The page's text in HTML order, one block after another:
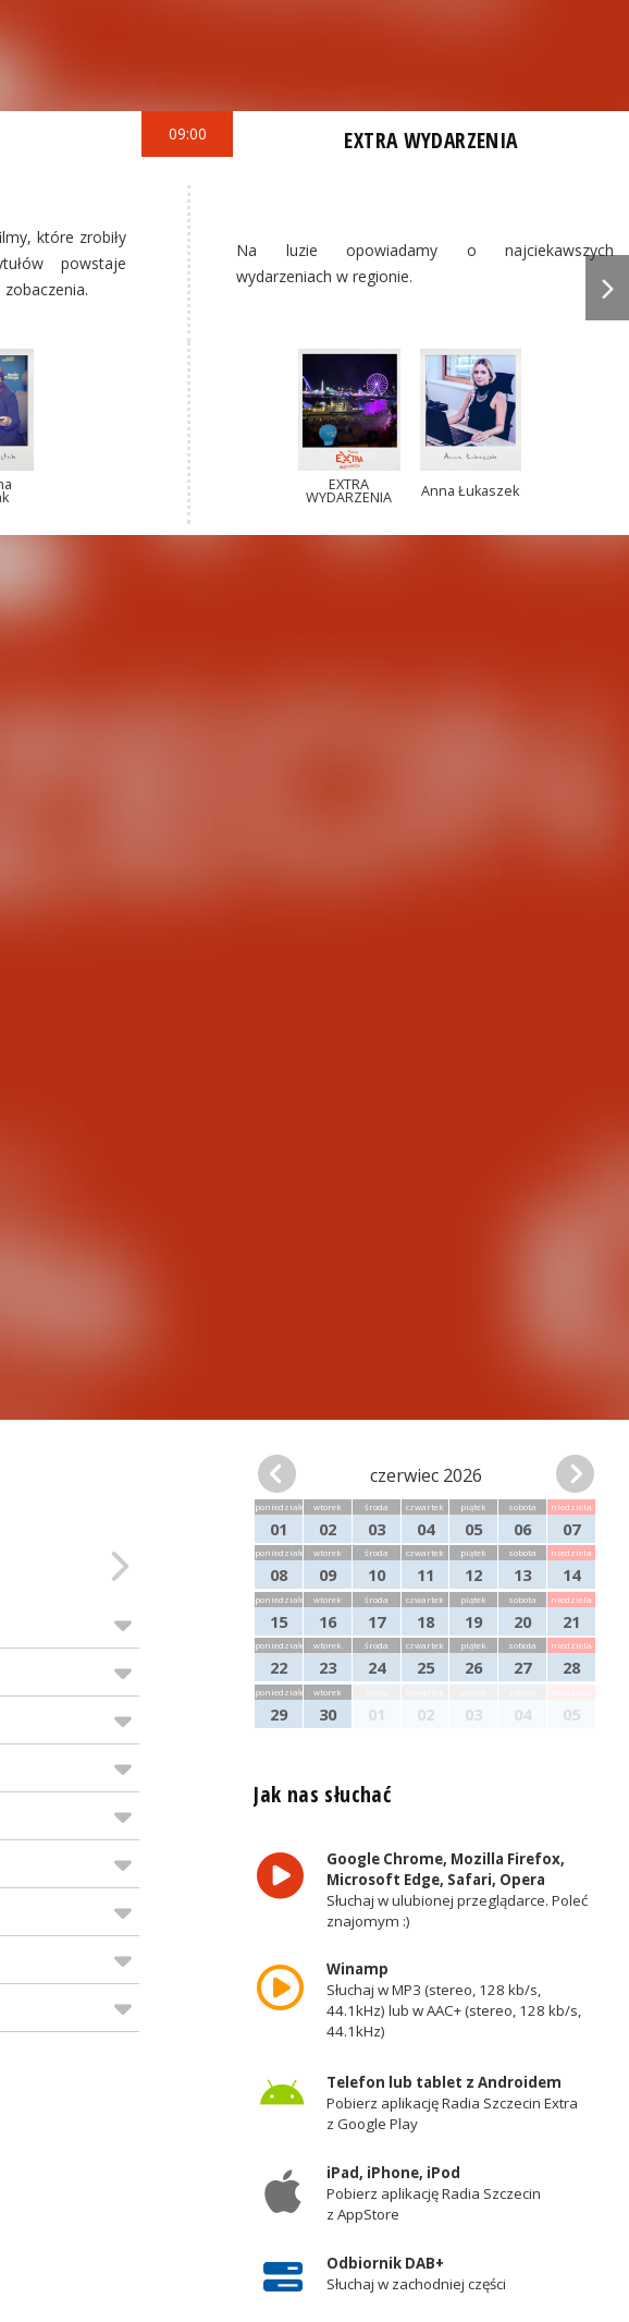
które zrobiły
powstaje
09:00 EXTRA WYDARZENIA
Na luzie opowiadamy o najciekawszych
wydarzeniach w regionie.
EXTRA
WYDARZENIA Anna Łukaszek
czerwiec 2026
poniedziałek
01
wtorek
02
środa
03
czwartek
04
piątek
05
sobota
06
niedziela
07
poniedziałek
08
wtorek
09
środa
10
czwartek
11
piątek
12
sobota
13
niedziela
14
poniedziałek
15
wtorek
16
środa
17
czwartek
18
piątek
19
sobota
20
niedziela
21
poniedziałek
22
wtorek
23
środa
24
czwartek
25
piątek
26
sobota
27
niedziela
28
poniedziałek
29
wtorek
30 01 02 03 04 05
Jak nas słuchać
Google Chrome, Mozilla Firefox,
Microsoft Edge, Safari, Opera
Słuchaj w ulubionej przeglądarce. Poleć
znajomym :)
Winamp
Słuchaj w MP3 (stereo, 128 kb/s,
44.1kHz) lub w AAC+ (stereo, 128 kb/s,
44.1kHz)
Telefon lub tablet z Androidem
Pobierz aplikację Radia Szczecin Extra
z Google Play
iPad, iPhone, iPod
Pobierz aplikację Radia Szczecin
z AppStore
Odbiornik DAB+
Słuchaj w zachodniej części